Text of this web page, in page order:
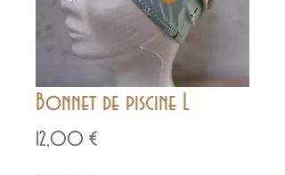
Bonnet de piscine L
12,00 €Prix